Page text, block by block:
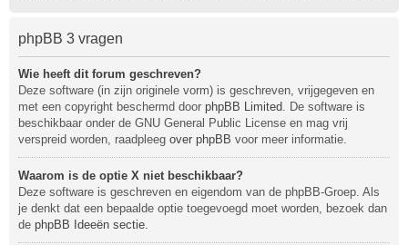
phpBB 3 vragen
Wie heeft dit forum geschreven?
Deze software (in zijn originele vorm) is geschreven, vrijgegeven en
met een copyright beschermd door phpBB Limited. De software is
beschikbaar onder de GNU General Public License en mag vrij
verspreid worden, raadpleeg over phpBB voor meer informatie.
Waarom is de optie X niet beschikbaar?
Deze software is geschreven en eigendom van de phpBB-Groep. Als
je denkt dat een bepaalde optie toegevoegd moet worden, bezoek dan
de phpBB Ideeën sectie.